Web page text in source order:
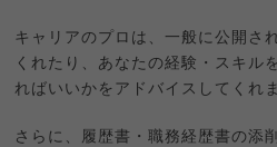
キャリアのプロは、一般に公開さ
くれたり、あなたの経験・スキル
ればいいかをアドバイスしてくれ
さらに、履歴書・職務経歴書の添